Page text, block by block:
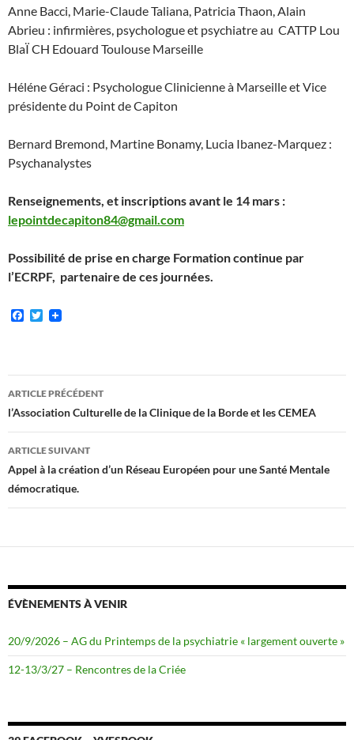
Anne Bacci, Marie-Claude Taliana, Patricia Thaon, Alain
Abrieu : infirmières, psychologue et psychiatre au CATTP Lou
BlaÏ CH Edouard Toulouse Marseille
Héléne Géraci : Psychologue Clinicienne à Marseille et Vice
présidente du Point de Capiton
Bernard Bremond, Martine Bonamy, Lucia Ibanez-Marquez :
Psychanalystes
Renseignements, et inscriptions avant le 14 mars :
lepointdecapiton84@gmail.com
Possibilité de prise en charge Formation continue par
l’ECRPF, partenaire de ces journées.
F
o
o
T
e
r
Navigation
des
articles
ARTICLE PRÉCÉDENT
l’Association Culturelle de la Clinique de la Borde et les CEMEA
ARTICLE SUIVANT
Appel à la création d’un Réseau Européen pour une Santé Mentale
démocratique.
ÉVÈNEMENTS À VENIR
20/9/2026 – AG du Printemps de la psychiatrie « largement ouverte »
12-13/3/27 – Rencontres de la Criée